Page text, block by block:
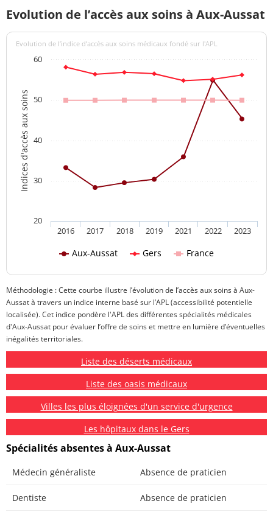
Evolution de l’accès aux soins à Aux-Aussat
Indices d'accès aux soins
Evolution de l’indice d’accès aux soins médicaux fondé sur l'APL
Aux-Aussat Gers France
2016 2017 2018 2019 2021 2022 2023
20
30
40
50
60
Méthodologie : Cette courbe illustre l’évolution de l’accès aux soins à Aux-
Aussat à travers un indice interne basé sur l’APL (accessibilité potentielle
localisée). Cet indice pondère l'APL des différentes spécialités médicales
d'Aux-Aussat pour évaluer l’offre de soins et mettre en lumière d’éventuelles
inégalités territoriales.
Liste des déserts médicaux
Liste des oasis médicaux
Villes les plus éloignées d'un service d'urgence
Les hôpitaux dans le Gers
Spécialités absentes à Aux-Aussat
Médecin généraliste Absence de praticien
Dentiste Absence de praticien